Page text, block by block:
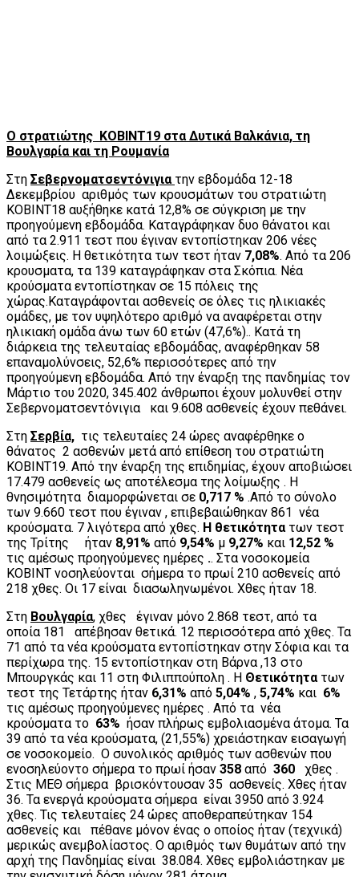
Ο στρατιώτης ΚΟΒΙΝΤ19 στα Δυτικά Βαλκάνια, τη
Βουλγαρία και τη Ρουμανία
Στη Σεβερνοματσεντόνιγια την εβδομάδα 12-18
Δεκεμβρίου αριθμός των κρουσμάτων του στρατιώτη
ΚΟΒΙΝΤ18 αυξήθηκε κατά 12,8% σε σύγκριση με την
προηγούμενη εβδομάδα. Καταγράφηκαν δυο θάνατοι και
από τα 2.911 τεστ που έγιναν εντοπίστηκαν 206 νέες
λοιμώξεις. Η θετικότητα των τεστ ήταν 7,08%. Από τα 206
κρουσματα, τα 139 καταγράφηκαν στα Σκόπια. Νέα
κρούσματα εντοπίστηκαν σε 15 πόλεις της
χώρας.Καταγράφονται ασθενείς σε όλες τις ηλικιακές
ομάδες, με τον υψηλότερο αριθμό να αναφέρεται στην
ηλικιακή ομάδα άνω των 60 ετών (47,6%).. Κατά τη
διάρκεια της τελευταίας εβδομάδας, αναφέρθηκαν 58
επαναμολύνσεις, 52,6% περισσότερες από την
προηγούμενη εβδομάδα. Από την έναρξη της πανδημίας τον
Μάρτιο του 2020, 345.402 άνθρωποι έχουν μολυνθεί στην
Σεβερνοματσεντόνιγια και 9.608 ασθενείς έχουν πεθάνει.
Στη Σερβία, τις τελευταίες 24 ώρες αναφέρθηκε o
θάνατος 2 ασθενών μετά από επίθεση του στρατιώτη
ΚΟΒΙΝΤ19. ‎Από την έναρξη της επιδημίας, έχουν αποβιώσει
17.479 ασθενείς ως αποτέλεσμα της λοίμωξης . ‎Η
θνησιμότητα διαμορφώνεται σε 0,717 % .Από το σύνολο
των 9.660 τεστ που έγιναν , επιβεβαιώθηκαν 861 νέα
κρούσματα. 7 λιγότερα από χθες. H θετικότητα των τεστ
της Τρίτης ήταν 8,91% από 9,54% μ 9,27% και 12,52 %
τις αμέσως προηγούμενες ημέρες .. Στα νοσοκομεία
ΚΟΒΙΝΤ νοσηλεύονται σήμερα το πρωί 210 ασθενείς από
218 χθες. Οι 17 είναι διασωληνωμένοι. Χθες ήταν 18.
Στη Βουλγαρία, χθες έγιναν μόνο 2.868 τεστ, από τα
οποία 181 απέβησαν θετικά. 12 περισσότερα από χθες. Τα
71 από τα νέα κρούσματα εντοπίστηκαν στην Σόφια και τα
περίχωρα της. 15 εντοπίστηκαν στη Βάρνα ,13 στο
Μπουργκάς και 11 στη Φιλιππούπολη . Η Θετικότητα των
τεστ της Τετάρτης ήταν 6,31% από 5,04% , 5,74% και 6%
τις αμέσως προηγούμενες ημέρες . Από τα νέα
κρούσματα το 63% ήσαν πλήρως εμβολιασμένα άτομα. Τα
39 από τα νέα κρούσματα, (21,55%) χρειάστηκαν εισαγωγή
σε νοσοκομείο. Ο συνολικός αριθμός των ασθενών που
ενοσηλεύοντο σήμερα το πρωί ήσαν 358 από 360 χθες .
Στις ΜΕΘ σήμερα βρισκόντουσαν 35 ασθενείς. Χθες ήταν
36. Τα ενεργά κρούσματα σήμερα είναι 3950 από 3.924
χθες. Τις τελευταίες 24 ώρες αποθεραπεύτηκαν 154
ασθενείς και πέθανε μόνον ένας ο οποίος ήταν (τεχνικά)
μερικώς ανεμβολίαστος. Ο αριθμός των θυμάτων από την
αρχή της Πανδημίας είναι 38.084. Χθες εμβολιάστηκαν με